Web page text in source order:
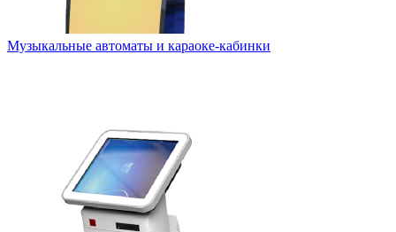
Музыкальные автоматы и караоке-кабинки